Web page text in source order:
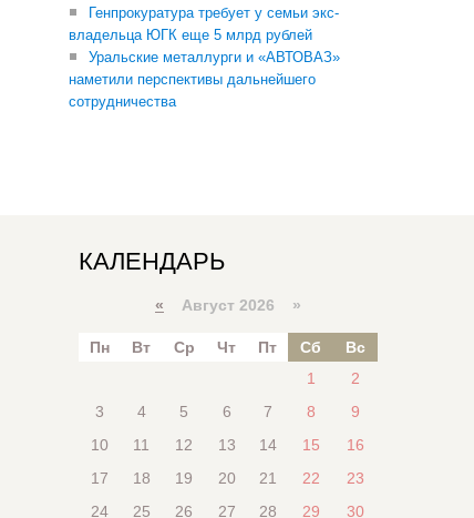
Генпрокуратура требует у семьи экс-
владельца ЮГК еще 5 млрд рублей
Уральские металлурги и «АВТОВАЗ»
наметили перспективы дальнейшего
сотрудничества
КАЛЕНДАРЬ
« Август 2026 »
Пн Вт Ср Чт Пт Сб
Вс
1
2
3
4 5 6 7 8
9
10
11 12 13 14 15
16
17
18 19 20 21 22
23
24
25 26 27 28 29 30